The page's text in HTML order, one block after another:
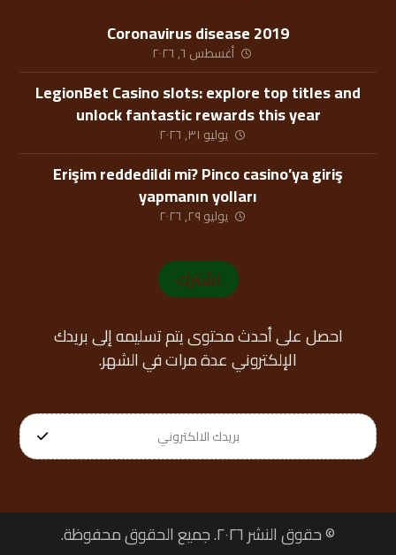
Coronavirus disease 2019
أغسطس ٦, ٢٠٢٦
LegionBet Casino slots: explore top titles and
unlock fantastic rewards this year
يوليو ٣١, ٢٠٢٦
Erişim reddedildi mi? Pinco casino’ya giriş
yapmanın yolları
يوليو ٢٩, ٢٠٢٦
اشترك
احصل على أحدث محتوى يتم تسليمه إلى بريدك
الإلكتروني عدة مرات في الشهر.
© حقوق النشر ٢٠٢٦. جميع الحقوق محفوظة.